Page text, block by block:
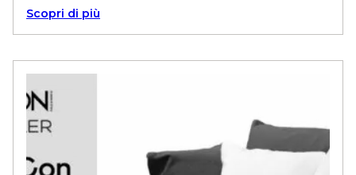
Scopri di più